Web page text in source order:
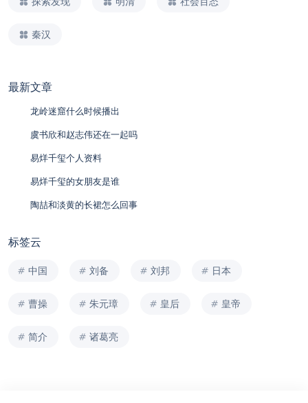
秦汉
最新文章
龙岭迷窟什么时候播出
虞书欣和赵志伟还在一起吗
易烊千玺个人资料
易烊千玺的女朋友是谁
陶喆和淡黄的长裙怎么回事
标签云
中国 刘备 刘邦 日本
曹操 朱元璋 皇后 皇帝
简介 诸葛亮